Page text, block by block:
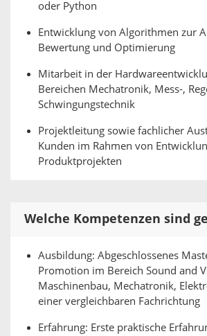
oder Python
Entwicklung von Algorithmen zur
Bewertung und Optimierung
Mitarbeit in der
Bereichen Mechatronik, Mess-,
Schwingungstechnik
Projektleitung sowie fachlicher
Kunden im Rahmen von
Produktprojekten
Welche Kompetenzen sind
Ausbildung: Abgeschlossenes
Promotion im Bereich Sound and
Maschinenbau, Mechatronik,
einer vergleichbaren Fachrichtung
Erfahrung: Erste praktische